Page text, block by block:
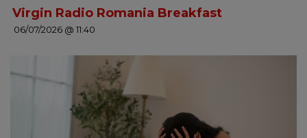
HOT 30
DANCEFLOOR CHART
RADIO ACADEMY
Virgin Radio Romania Breakfast
06/07/2026 @ 11:40